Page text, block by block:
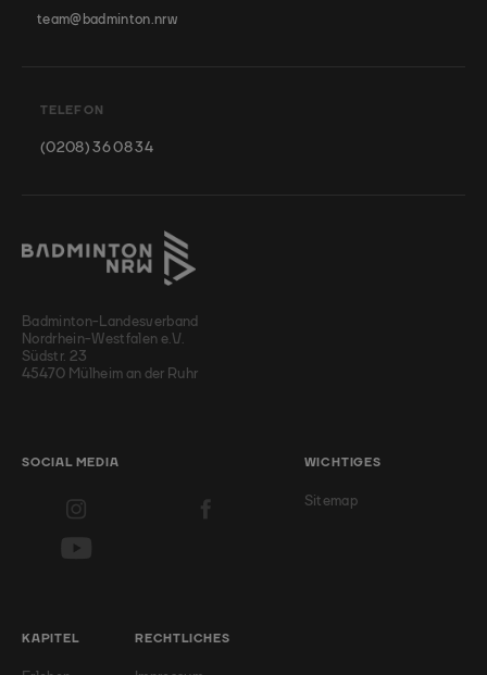
team@badminton.nrw
TELEFON
(0208) 36 08 34
Badminton-Landesverband
Nordrhein-Westfalen e.V.
Südstr. 23
45470 Mülheim an der Ruhr
SOCIAL MEDIA WICHTIGES
Sitemap
KAPITEL RECHTLICHES